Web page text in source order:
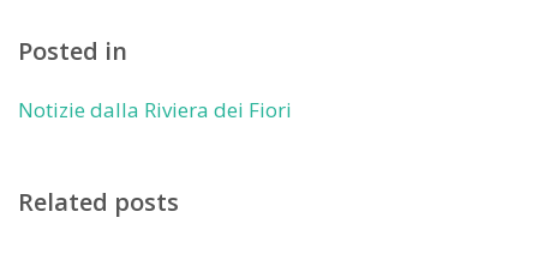
Posted in
Notizie dalla Riviera dei Fiori
Related posts